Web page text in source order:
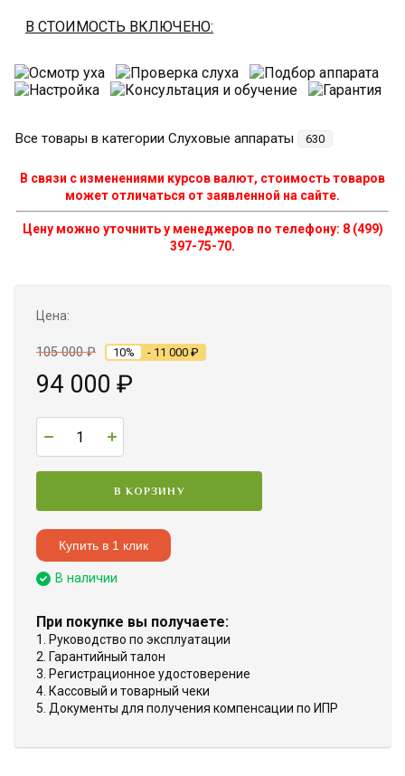
В СТОИМОСТЬ ВКЛЮЧЕНО:
Все товары в категории Слуховые аппараты 630
В связи с изменениями курсов валют, стоимость товаров
может отличаться от заявленной на сайте.
Цену можно уточнить у менеджеров по телефону: 8 (499)
397-75-70.
Цена:
105 000₽ 10% - 11 000 ₽
94 000 ₽
В КОРЗИНУ
Купить в 1 клик
В наличии
При покупке вы получаете:
1. Руководство по эксплуатации
2. Гарантийный талон
3. Регистрационное удостоверение
4. Кассовый и товарный чеки
5. Документы для получения компенсации по ИПР